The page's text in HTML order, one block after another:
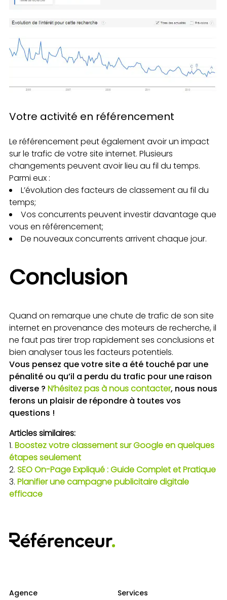
Votre activité en référencement
Le référencement peut également avoir un impact
sur le trafic de votre site internet. Plusieurs
changements peuvent avoir lieu au fil du temps.
Parmi eux :
L’évolution des facteurs de classement au fil du
temps;
Vos concurrents peuvent investir davantage que
vous en référencement;
De nouveaux concurrents arrivent chaque jour.
Conclusion
Quand on remarque une chute de trafic de son site
internet en provenance des moteurs de recherche, il
ne faut pas tirer trop rapidement ses conclusions et
bien analyser tous les facteurs potentiels.
Vous pensez que votre site a été touché par une
pénalité ou qu’il a perdu du trafic pour une raison
diverse ? N’hésitez pas à nous contacter, nous nous
ferons un plaisir de répondre à toutes vos
questions !
Articles similaires:
Boostez votre classement sur Google en quelques
étapes seulement
SEO On-Page Expliqué : Guide Complet et Pratique
Planifier une campagne publicitaire digitale
efficace
Agence
Services